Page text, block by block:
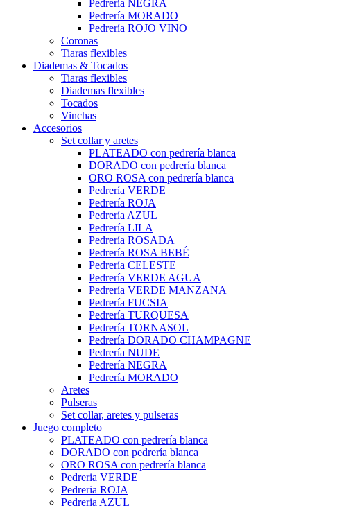
Pedrería NEGRA
Pedrería MORADO
Pedrería ROJO VINO
Coronas
Tiaras flexibles
Diademas & Tocados
Tiaras flexibles
Diademas flexibles
Tocados
Vinchas
Accesorios
Set collar y aretes
PLATEADO con pedrería blanca
DORADO con pedrería blanca
ORO ROSA con pedrería blanca
Pedrería VERDE
Pedrería ROJA
Pedrería AZUL
Pedrería LILA
Pedrería ROSADA
Pedrería ROSA BEBÉ
Pedrería CELESTE
Pedrería VERDE AGUA
Pedrería VERDE MANZANA
Pedrería FUCSIA
Pedrería TURQUESA
Pedrería TORNASOL
Pedrería DORADO CHAMPAGNE
Pedrería NUDE
Pedrería NEGRA
Pedrería MORADO
Aretes
Pulseras
Set collar, aretes y pulseras
Juego completo
PLATEADO con pedrería blanca
DORADO con pedrería blanca
ORO ROSA con pedrería blanca
Pedreria VERDE
Pedreria ROJA
Pedreria AZUL